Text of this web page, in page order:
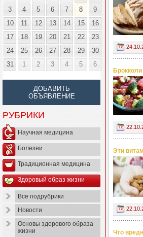
3
4 5 6 7 8
9
10
11 12 13 14 15
16
17
18 19 20 21 22
23
24
25 26 27 28 29
30
31
1 2 3 4 5 6
ДОБАВИТЬ
ОБЪЯВЛЕНИЕ
РУБРИКИ
Научная медицина
Болезни
Традиционная медицина
Здоровый образ жизни
Все подрубрики
Новости
Основы здорового образа
жизни
Эти
Что